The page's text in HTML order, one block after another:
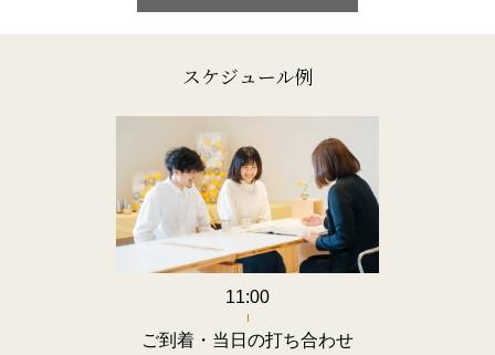
スケジュール例
11:00
ご到着・当日の打ち合わせ